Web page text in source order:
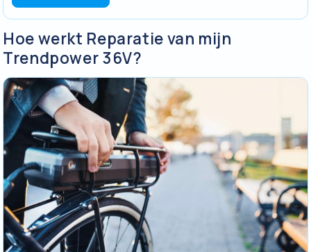
Hoe werkt Reparatie van mijn
Trendpower 36V?